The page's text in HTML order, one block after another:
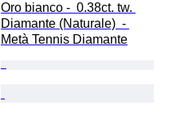
Oro bianco -  0.38ct. tw.
Diamante (Naturale)  -
Metà Tennis Diamante